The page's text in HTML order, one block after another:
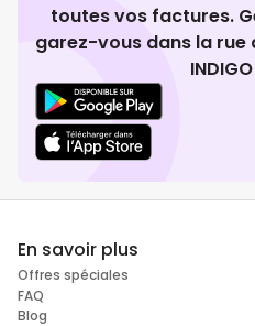
toutes vos factures.
garez-vous dans la
En savoir plus
Offres spéciales
FAQ
Blog